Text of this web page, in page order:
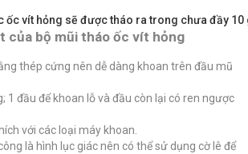
ốc vít hỏng sẽ được tháo ra trong chưa đầy 10
của bộ mũi tháo ốc vít hỏng
thép cứng nên dễ dàng khoan trên đầu mũ
1 đầu để khoan lỗ và đầu còn lại có ren ngược
với các loại máy khoan.
là hình lục giác nên có thể sử dụng cờ lê để